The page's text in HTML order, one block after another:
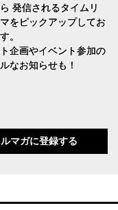
発信されるタイムリ
をピックアップしてお
。
企画やイベント参加の
なお知らせも！
ルマガに登録する